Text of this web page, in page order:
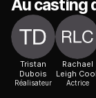
Au casting
Tristan
Dubois
Réalisateur
Rachael
Leigh
Actrice